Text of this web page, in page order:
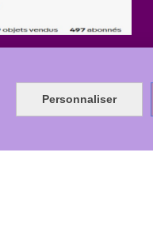
Personnaliser